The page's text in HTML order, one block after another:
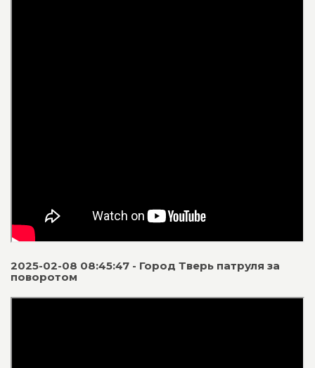
2025-02-08 08:45:47 - Город Тверь патруля за
поворотом